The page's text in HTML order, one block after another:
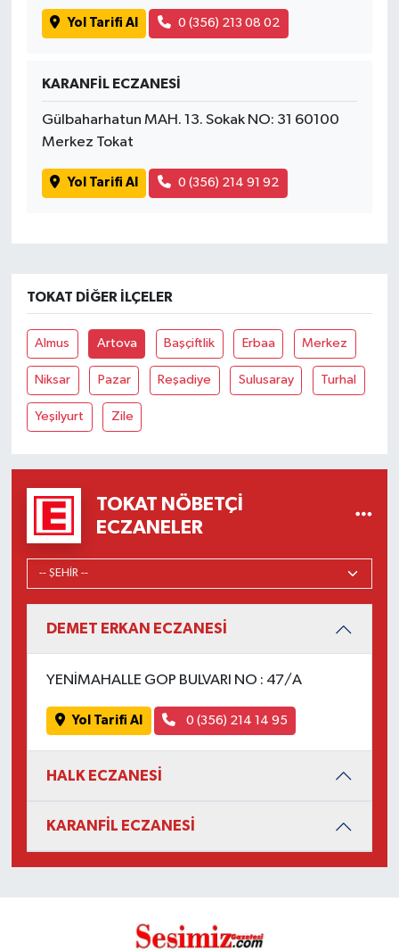
Yol Tarifi Al 0 (356) 213 08 02
KARANFİL ECZANESİ
Gülbaharhatun MAH. 13. Sokak NO: 31 60100
Merkez Tokat
Yol Tarifi Al 0 (356) 214 91 92
TOKAT DIĞER İLÇELER
Almus Artova Başçiftlik Erbaa Merkez
Niksar Pazar Reşadiye Sulusaray Turhal
Yeşilyurt Zile
TOKAT NÖBETÇI
ECZANELER
DEMET ERKAN ECZANESİ
YENİMAHALLE GOP BULVARI NO : 47/A
Yol Tarifi Al 0 (356) 214 14 95
HALK ECZANESİ
KARANFİL ECZANESİ